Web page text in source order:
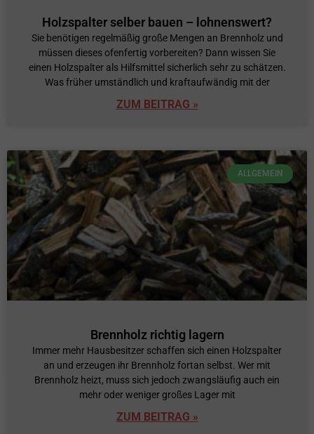
Holzspalter selber bauen – lohnenswert?
Sie benötigen regelmäßig große Mengen an Brennholz und
müssen dieses ofenfertig vorbereiten? Dann wissen Sie
einen Holzspalter als Hilfsmittel sicherlich sehr zu schätzen.
Was früher umständlich und kraftaufwändig mit der
ZUM BEITRAG »
ALLGEMEIN
Brennholz richtig lagern
Immer mehr Hausbesitzer schaffen sich einen Holzspalter
an und erzeugen ihr Brennholz fortan selbst. Wer mit
Brennholz heizt, muss sich jedoch zwangsläufig auch ein
mehr oder weniger großes Lager mit
ZUM BEITRAG »